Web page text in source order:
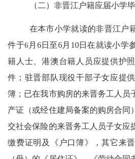
（二）非晋江户籍应届小学
在本市小学就读的非晋江户
件于6 月 6日至6月 10日在就读小学
籍人士、港澳台籍人员应提供护
件；驻晋部队现役干部子女应提
簿；已在我市购房的来晋务工人员
产证（或经住建局备案的购房合同
交社会保险的来晋务工人员子女应
缴费证明及《户口簿》，其它来